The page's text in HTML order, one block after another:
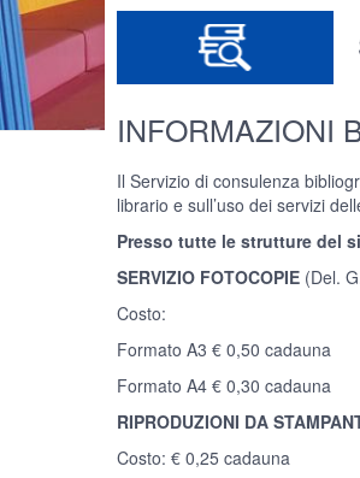
INFORMAZIONI
Il Servizio di consulenza
librario e sull’uso dei servizi
Presso tutte le strutture del
SERVIZIO FOTOCOPIE (Del.
Costo:
Formato A3 € 0,50 cadauna
Formato A4 € 0,30 cadauna
RIPRODUZIONI DA
Costo: € 0,25 cadauna